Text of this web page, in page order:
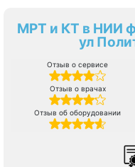
МРТ и КТ в НИИ
ул
Отзыв о сервисе
Отзыв о врачах
Отзыв об оборудовании